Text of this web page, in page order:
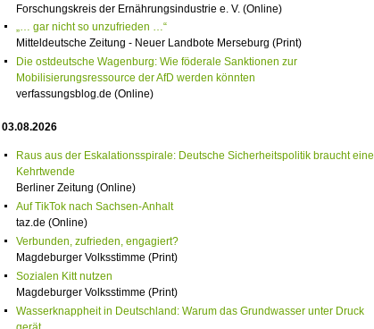
Forschungskreis der Ernährungsindustrie e. V. (Online)
„… gar nicht so unzufrieden …“
Mitteldeutsche Zeitung - Neuer Landbote Merseburg (Print)
Die ostdeutsche Wagenburg: Wie föderale Sanktionen zur
Mobilisierungsressource der AfD werden könnten
verfassungsblog.de (Online)
03.08.2026
Raus aus der Eskalationsspirale: Deutsche Sicherheitspolitik braucht eine
Kehrtwende
Berliner Zeitung (Online)
Auf TikTok nach Sachsen-Anhalt
taz.de (Online)
Verbunden, zufrieden, engagiert?
Magdeburger Volksstimme (Print)
Sozialen Kitt nutzen
Magdeburger Volksstimme (Print)
Wasserknappheit in Deutschland: Warum das Grundwasser unter Druck